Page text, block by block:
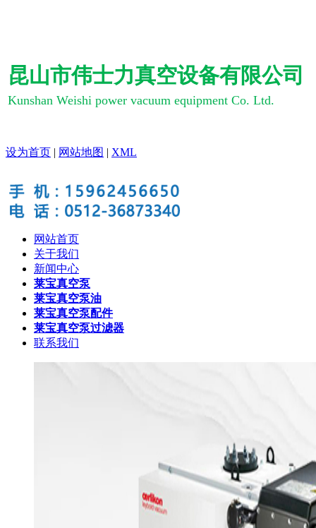
昆山市伟士力真空设备有限公司
Kunshan Weishi power vacuum equipment Co. Ltd.
设为首页 | 网站地图 | XML
网站首页
关于我们
新闻中心
莱宝真空泵
莱宝真空泵油
莱宝真空泵配件
莱宝真空泵过滤器
联系我们